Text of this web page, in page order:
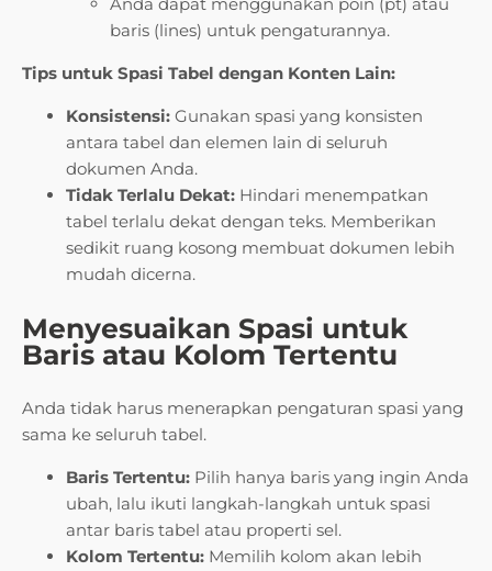
Anda dapat menggunakan poin (pt) atau
baris (lines) untuk pengaturannya.
Tips untuk Spasi Tabel dengan Konten Lain:
Konsistensi: Gunakan spasi yang konsisten
antara tabel dan elemen lain di seluruh
dokumen Anda.
Tidak Terlalu Dekat: Hindari menempatkan
tabel terlalu dekat dengan teks. Memberikan
sedikit ruang kosong membuat dokumen lebih
mudah dicerna.
Menyesuaikan Spasi untuk
Baris atau Kolom Tertentu
Anda tidak harus menerapkan pengaturan spasi yang
sama ke seluruh tabel.
Baris Tertentu: Pilih hanya baris yang ingin Anda
ubah, lalu ikuti langkah-langkah untuk spasi
antar baris tabel atau properti sel.
Kolom Tertentu: Memilih kolom akan lebih